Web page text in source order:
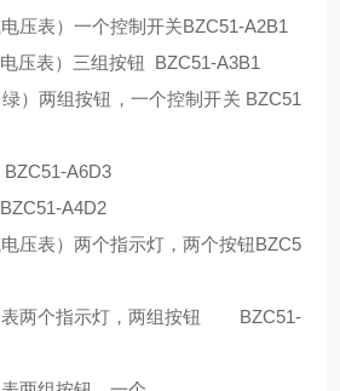
压表）一个控制开关BZC51-A2B1
压表）三组按钮 BZC51-A3B1
）两组按钮，一个控制开关 BZC51
A6D3
A4D2
压表）两个指示灯，两个按钮BZC5
表两个指示灯，两组按钮 BZC51-